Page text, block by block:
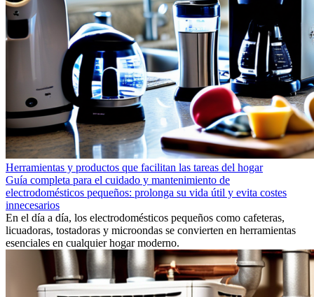
Herramientas y productos que facilitan las tareas del hogar
Guía completa para el cuidado y mantenimiento de
electrodomésticos pequeños: prolonga su vida útil y evita costes
innecesarios
En el día a día, los electrodomésticos pequeños como cafeteras,
licuadoras, tostadoras y microondas se convierten en herramientas
esenciales en cualquier hogar moderno.